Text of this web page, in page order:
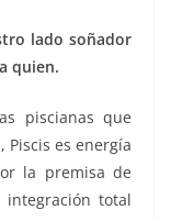
lado soñador
quien.
piscianas que
Piscis es energía
la premisa de
integración total